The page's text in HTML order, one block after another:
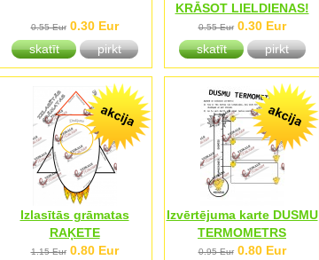
KRĀSOT LIELDIENAS!
0.55 Eur 0.30 Eur
skatīt
pirkt
0.55 Eur 0.30 Eur
skatīt
pirkt
Izlasītās grāmatas
RAĶETE
Izvērtējuma karte DUSMU
TERMOMETRS
1.15 Eur 0.80 Eur 0.95 Eur 0.80 Eur